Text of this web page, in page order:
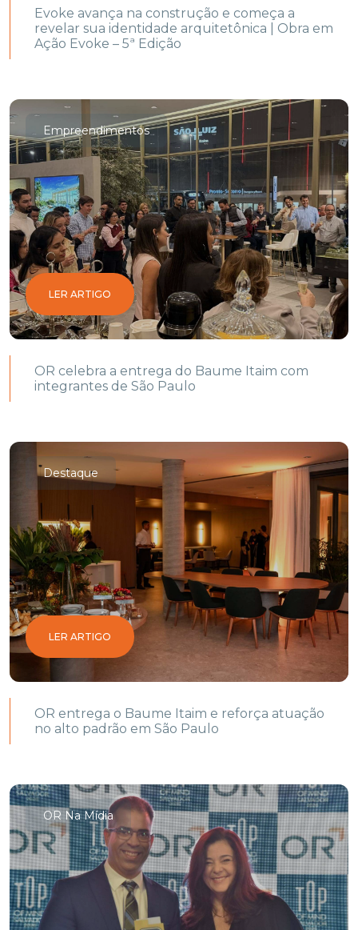
Evoke avança na construção e começa a
revelar sua identidade arquitetônica | Obra em
Ação Evoke – 5ª Edição
Empreendimentos
LER ARTIGO
OR celebra a entrega do Baume Itaim com
integrantes de São Paulo
Destaque
LER ARTIGO
OR entrega o Baume Itaim e reforça atuação
no alto padrão em São Paulo
OR Na Mídia